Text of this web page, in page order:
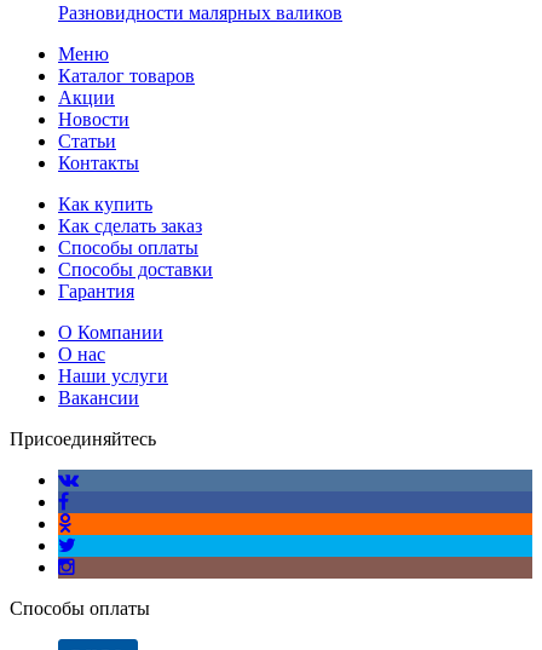
Разновидности малярных валиков
Меню
Каталог товаров
Акции
Новости
Статьи
Контакты
Как купить
Как сделать заказ
Способы оплаты
Способы доставки
Гарантия
О Компании
О нас
Наши услуги
Вакансии
Присоединяйтесь
Способы оплаты